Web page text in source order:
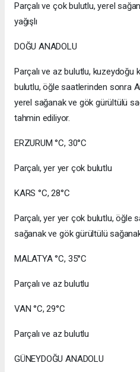
Parçalı ve çok bulutlu, yerel
yağışlı
DOĞU ANADOLU
Parçalı ve az bulutlu, kuzeydoğu
bulutlu, öğle saatlerinden sonra
yerel sağanak ve gök gürültülü
tahmin ediliyor.
ERZURUM °C, 30°C
Parçalı, yer yer çok bulutlu
KARS °C, 28°C
Parçalı, yer yer çok bulutlu, öğle
sağanak ve gök gürültülü sağanak
MALATYA °C, 35°C
Parçalı ve az bulutlu
VAN °C, 29°C
Parçalı ve az bulutlu
GÜNEYDOĞU ANADOLU